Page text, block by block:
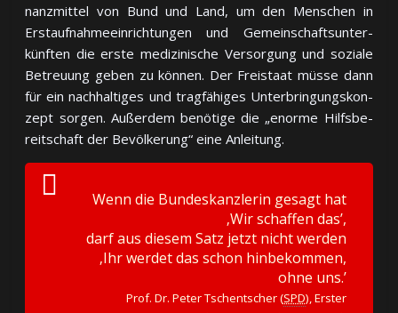
nanz­mit­tel von Bund und Land, um den Men­schen in
Erst­auf­nah­me­ein­rich­tun­gen und Ge­mein­schafts­un­ter­
künf­ten die ers­te me­di­zi­ni­sche Ver­sor­gung und so­zia­le
Be­treuung ge­ben zu kön­nen. Der Frei­staat müs­se dann
für ein nach­hal­ti­ges und trag­fä­hi­ges Un­ter­brin­gungs­kon­
zept sor­gen. Au­ßer­dem be­nö­ti­ge die „enor­me Hilfs­be­
reit­schaft der Be­völ­ke­rung“ ei­ne Anleitung.
Wenn die Bundeskanzlerin gesagt hat
‚Wir schaffen das’,
darf aus diesem Satz jetzt nicht werden
‚Ihr werdet das schon hinbekommen,
ohne uns.’
Prof. Dr. Peter Tschentscher (SPD), Erster